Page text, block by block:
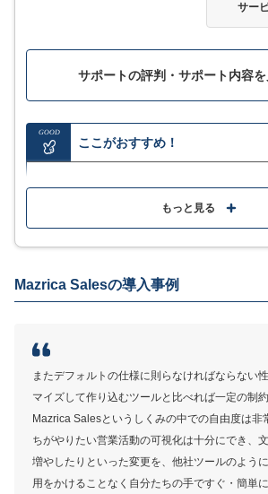
サー
サポートの評判・サポート内容
GOOD
ここがおすすめ！
入力自動化とAIの力で初心者でも営
顧客情報や案件内容など情報を一元管
MORE
顧客数や情報量が多くなるとサイト
サポート体制が弱い
もっと見る
Mazrica Salesの導入事例
またデフォルトの仕様に則らなければならない
マイズして作り込むツールと比べれば一定の制約
Mazrica Salesというしくみの中での自由度は非
ちがやりたい営業活動の可視化は十分にでき、
増やしたりといった変更を、他社ツールのよう
用をかけることなく自分たちの手ですぐ・簡単